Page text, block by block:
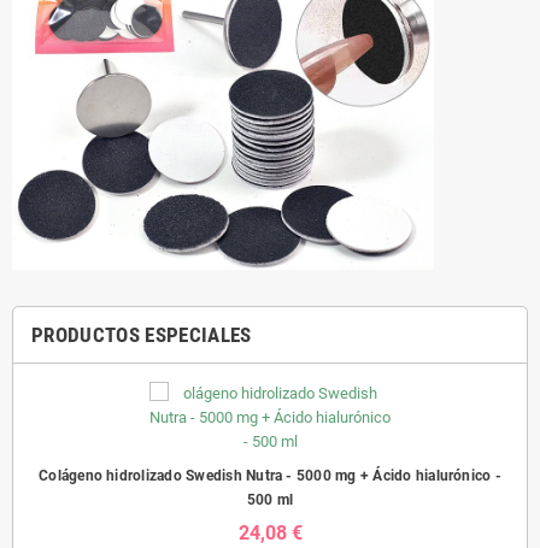
PRODUCTOS ESPECIALES
Colágeno hidrolizado Swedish Nutra - 5000 mg + Ácido hialurónico -
500 ml
24,08 €